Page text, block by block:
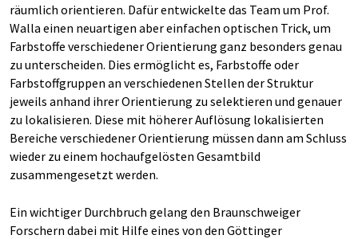
räumlich orientieren. Dafür entwickelte das Team um Prof.
Walla einen neuartigen aber einfachen optischen Trick, um
Farbstoffe verschiedener Orientierung ganz besonders genau
zu unterscheiden. Dies ermöglicht es, Farbstoffe oder
Farbstoffgruppen an verschiedenen Stellen der Struktur
jeweils anhand ihrer Orientierung zu selektieren und genauer
zu lokalisieren. Diese mit höherer Auflösung lokalisierten
Bereiche verschiedener Orientierung müssen dann am Schluss
wieder zu einem hochaufgelösten Gesamtbild
zusammengesetzt werden.
Ein wichtiger Durchbruch gelang den Braunschweiger
Forschern dabei mit Hilfe eines von den Göttinger